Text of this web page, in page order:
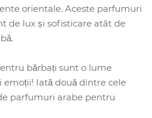
orientale. Aceste parfumuri
de lux și sofisticare atât de
bărbați sunt o lume
Iată două dintre cele
parfumuri arabe pentru